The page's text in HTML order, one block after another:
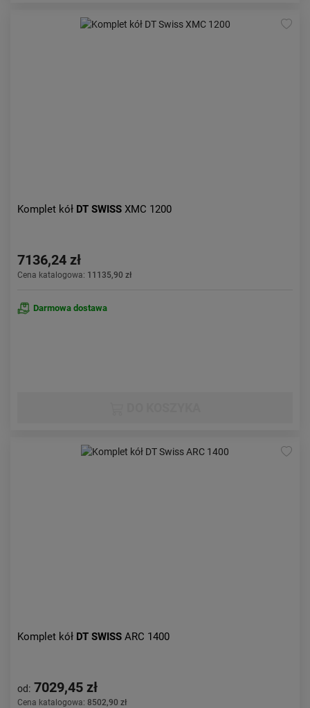
Komplet kół DT SWISS XMC 1200
7136,24 zł
Cena katalogowa: 11135,90 zł
Darmowa dostawa
Komplet kół DT SWISS ARC 1400
od: 7029,45 zł
Cena katalogowa: 8502,90 zł